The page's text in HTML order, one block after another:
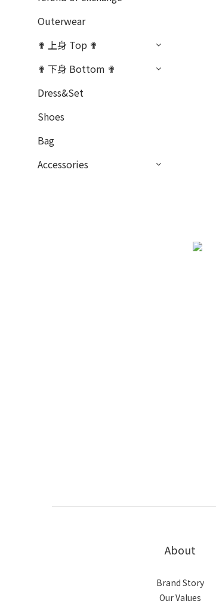
Outerwear
✟ 上身 Top ✟
✟ 下身 Bottom ✟
Dress&Set
Shoes
Bag
Accessories
About
Brand Story
Our Values